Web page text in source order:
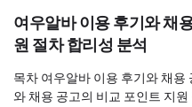
여우알바 이용 후기와 채
원 절차 합리성 분석
목차 여우알바 이용 후기와 채용
와 채용 공고의 비교 포인트 지